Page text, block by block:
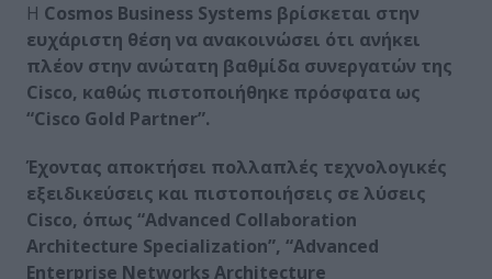
Η Cosmos Business Systems βρίσκεται στην
ευχάριστη θέση να ανακοινώσει ότι ανήκει
πλέον στην ανώτατη βαθμίδα συνεργατών της
Cisco, καθώς πιστοποιήθηκε πρόσφατα ως
“Cisco Gold Partner”.
Έχοντας αποκτήσει πολλαπλές τεχνολογικές
εξειδικεύσεις και πιστοποιήσεις σε λύσεις
Cisco, όπως “Advanced Collaboration
Architecture Specialization”, “Advanced
Enterprise Networks Architecture